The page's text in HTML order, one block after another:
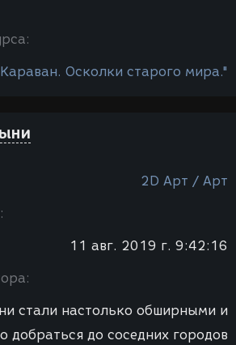
Осколки старого мира."
2D Арт / Арт
11 авг. 2019 г. 9:42:16
стали настолько обширными и
добраться до соседних городов